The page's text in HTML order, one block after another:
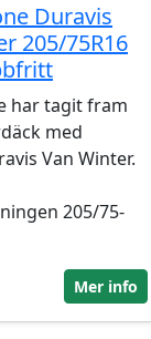
Duravis
205/75R16
har tagit fram
med
Van Winter.
205/75-
Mer info